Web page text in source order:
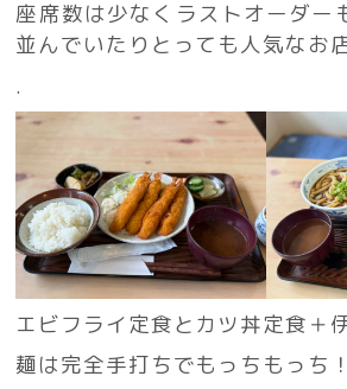
座席数は少なくラストオーダー
並んでいたりとっても人気なお
.
エビフライ定食とカツ丼定食＋
麺は完全手打ちでもっちもっち